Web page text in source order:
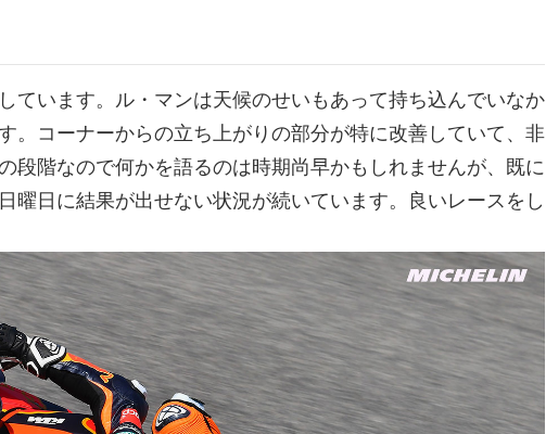
ています。ル・マンは天候のせいもあって持ち込んでいなか
。コーナーからの立ち上がりの部分が特に改善していて、非
段階なので何かを語るのは時期尚早かもしれませんが、既に
曜日に結果が出せない状況が続いています。良いレースをし